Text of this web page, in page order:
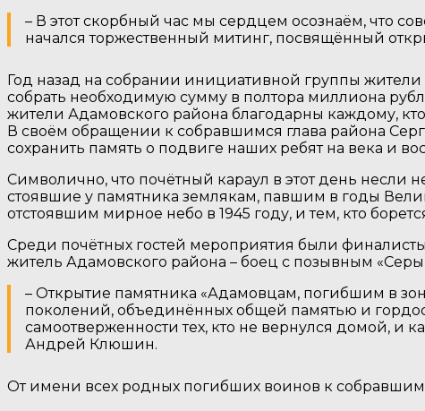
– В этот скорбный час мы сердцем осознаём, что
начался торжественный митинг, посвящённый
Год назад на собрании инициативной группы жители
собрать необходимую сумму в полтора миллиона
жители Адамовского района благодарны каждому, кто
В своём обращении к собравшимся глава района
сохранить память о подвиге наших ребят на века и
Символично, что почётный караул в этот день
стоявшие у памятника землякам, павшим в годы
отстоявшим мирное небо в 1945 году, и тем, кто
Среди почётных гостей мероприятия были
житель Адамовского района – боец с позывным
– Открытие памятника «Адамовцам, погибшим в
поколений, объединённых общей памятью и
самоотверженности тех, кто не вернулся домой, и
Андрей Клюшин.
От имени всех родных погибших воинов к